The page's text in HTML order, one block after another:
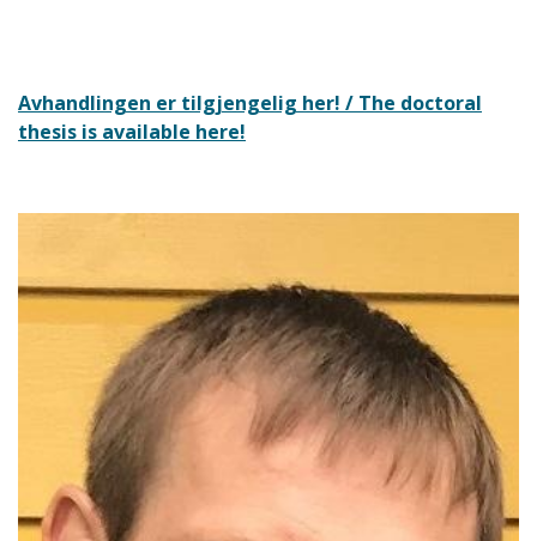
Avhandlingen er tilgjengelig her! / The doctoral
thesis is available here!